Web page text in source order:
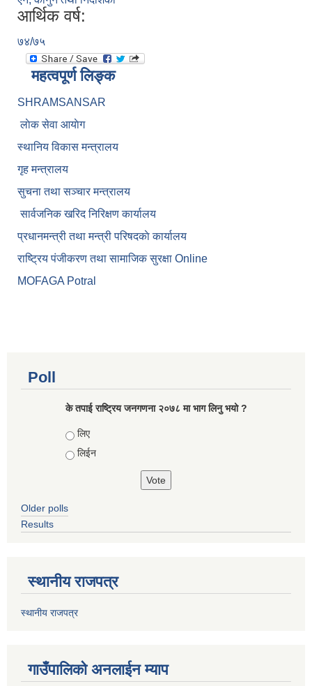
आर्थिक वर्ष:
७४/७५
महत्वपूर्ण लिङ्क
SHRAMSANSAR
लाेक सेवा आयाेग
स्थानिय विकास मन्त्रालय
गृह मन्त्रालय
सुचना तथा सञ्चार मन्त्रालय
सार्वजनिक खरिद निरिक्षण कार्यालय
प्रधानमन्त्री तथा मन्त्री परिषदकाे कार्यालय
राष्ट्रिय पंजीकरण तथा सामाजिक सुरक्षा Online
MOFAGA Potral
Poll
के तपाई राष्ट्रिय जनगणना २०७८ मा भाग लिनु भयो ?
Choices
लिए
लिईन
Older polls
Results
स्थानीय राजपत्र
स्थानीय राजपत्र
गाउँपालिको अनलाईन म्याप